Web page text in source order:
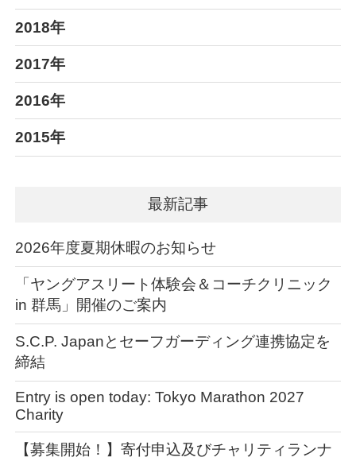
2018年
2017年
2016年
2015年
最新記事
2026年度夏期休暇のお知らせ
「ヤングアスリート体験会＆コーチクリニック
in 群馬」開催のご案内
S.C.P. Japanとセーフガーディング連携協定を
締結
Entry is open today: Tokyo Marathon 2027
Charity
【募集開始！】寄付申込及びチャリティランナ